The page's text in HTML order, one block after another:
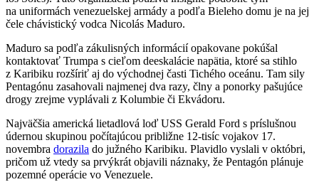
na uniformách venezuelskej armády a podľa Bieleho domu je na jej
čele chávistický vodca Nicolás Maduro.
Maduro sa podľa zákulisných informácií opakovane pokúšal
kontaktovať Trumpa s cieľom deeskalácie napätia, ktoré sa stihlo
z Karibiku rozšíriť aj do východnej časti Tichého oceánu. Tam sily
Pentagónu zasahovali najmenej dva razy, člny a ponorky pašujúce
drogy zrejme vyplávali z Kolumbie či Ekvádoru.
Najväčšia americká lietadlová loď USS Gerald Ford s príslušnou
údernou skupinou počítajúcou približne 12-tisíc vojakov 17.
novembra dorazila do južného Karibiku. Plavidlo vyslali v októbri,
pričom už vtedy sa prvýkrát objavili náznaky, že Pentagón plánuje
pozemné operácie vo Venezuele.